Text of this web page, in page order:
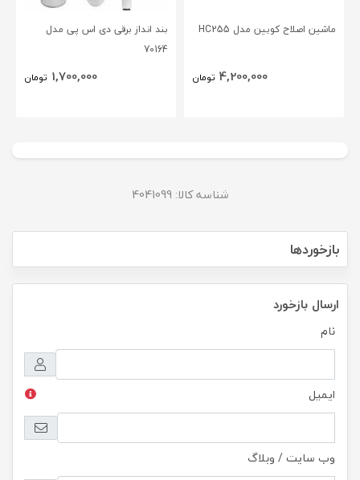
ماشین اصلاح کویین مدل HC255
4,200,000 تومان
بند انداز برقی دی اس پی مدل
70164
1,700,000 تومان
شناسه کالا: 4041099
بازخوردها
ارسال بازخورد
نام
ایمیل
وب سایت / وبلاگ